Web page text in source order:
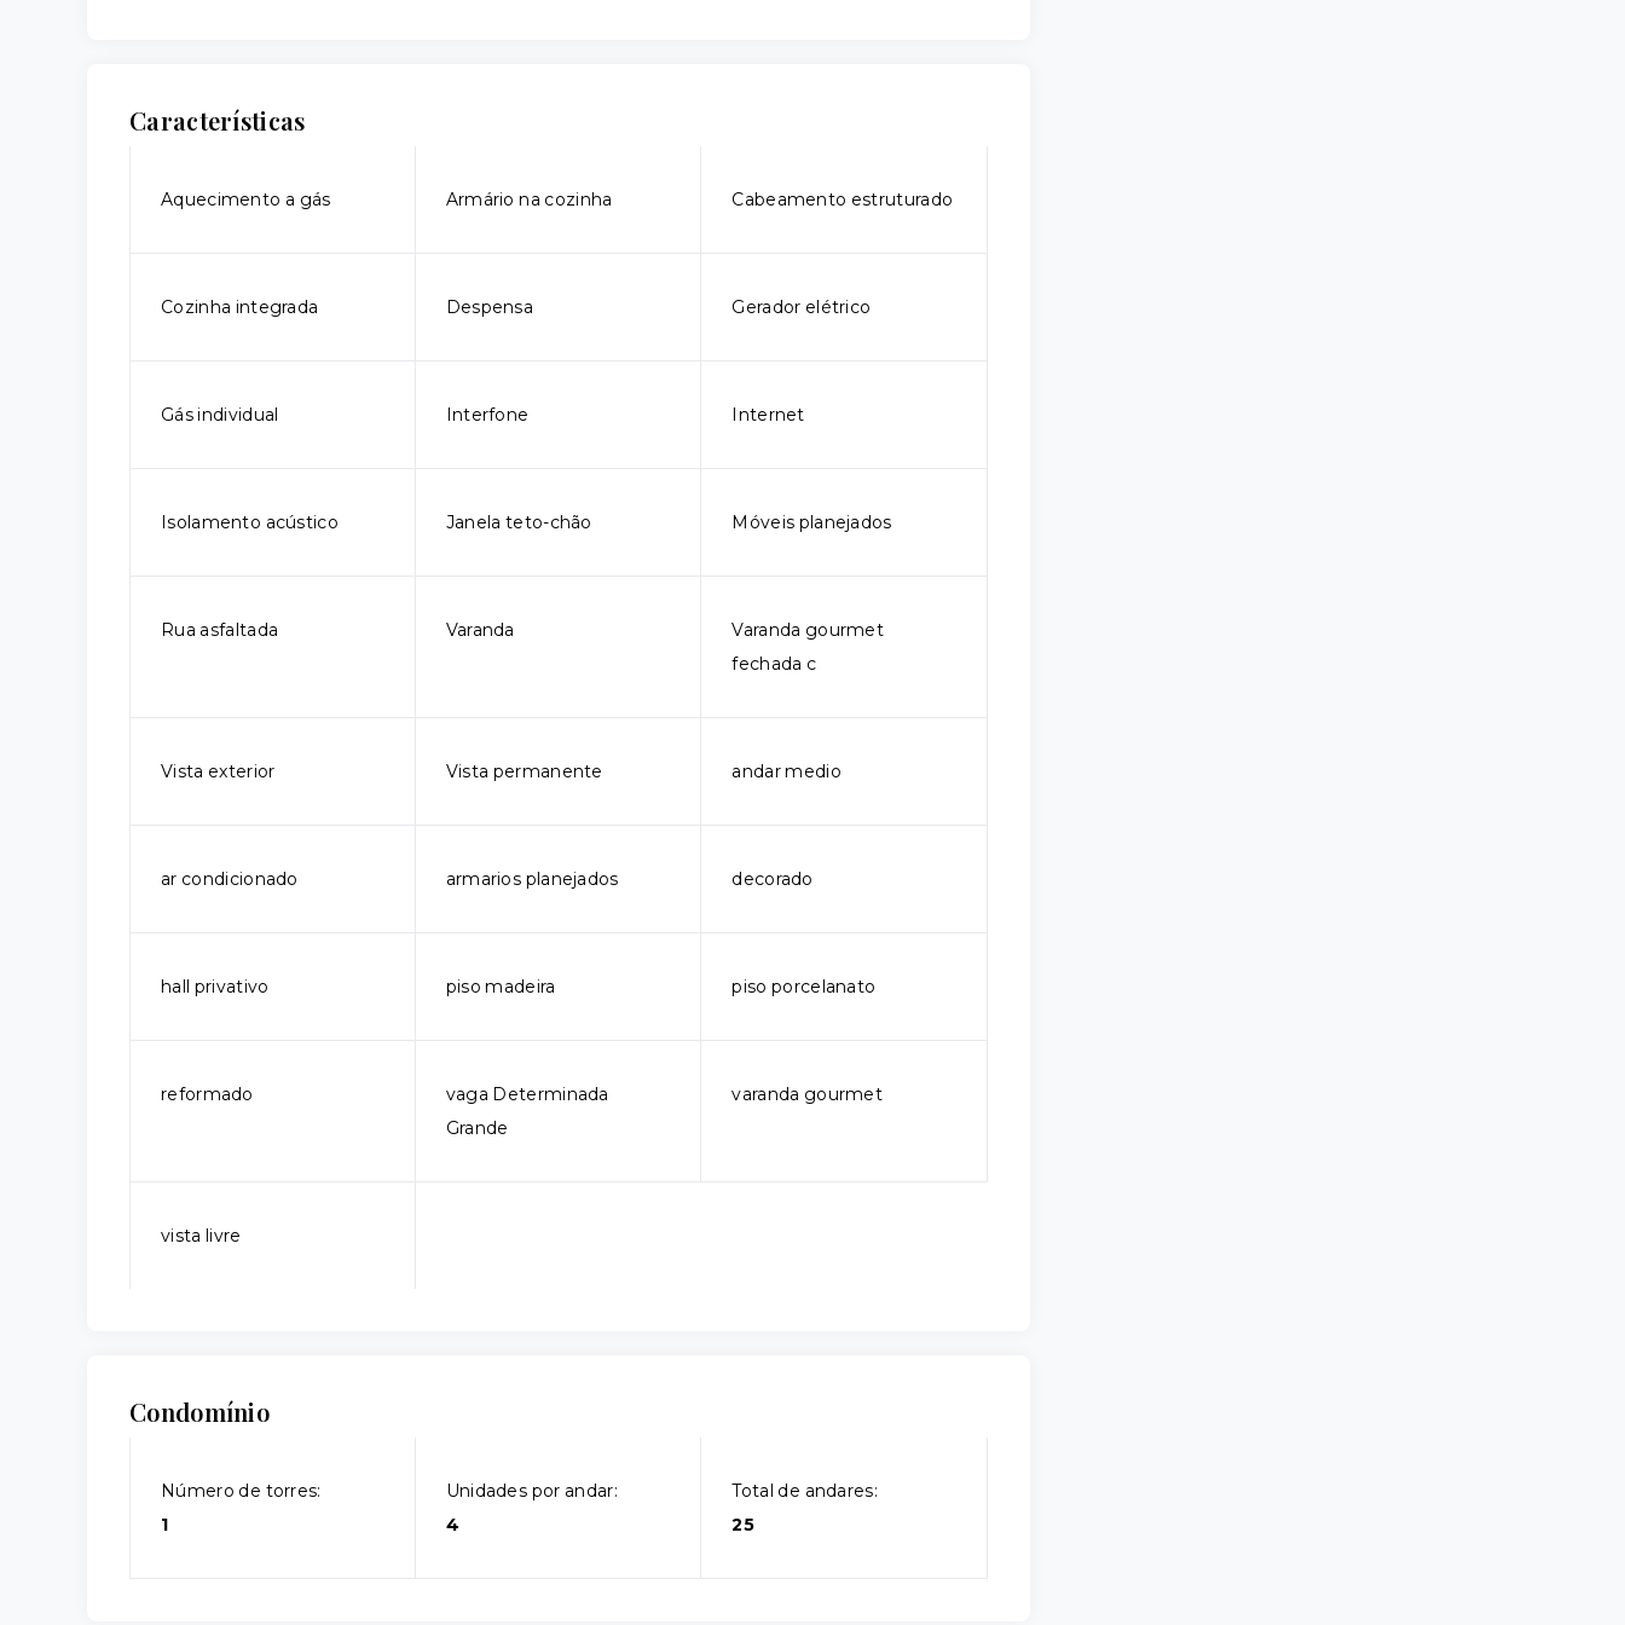
Características
Aquecimento a gás Armário na cozinha Cabeamento estruturado
Cozinha integrada Despensa Gerador elétrico
Gás individual Interfone Internet
Isolamento acústico Janela teto-chão Móveis planejados
Rua asfaltada Varanda
Varanda gourmet
fechada c
Vista exterior Vista permanente andar medio
ar condicionado armarios planejados decorado
hall privativo piso madeira piso porcelanato
reformado
vaga Determinada
Grande
varanda gourmet
vista livre
Condomínio
Número de torres:
1
Unidades por andar:
4
Total de andares:
25